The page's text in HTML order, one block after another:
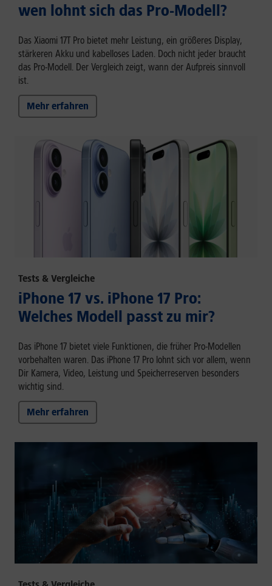
wen lohnt sich das Pro-Modell?
Das Xiaomi 17T Pro bietet mehr Leistung, ein größeres Display,
stärkeren Akku und kabelloses Laden. Doch nicht jeder braucht
das Pro-Modell. Der Vergleich zeigt, wann der Aufpreis sinnvoll
ist.
Mehr erfahren
Tests & Vergleiche
iPhone 17 vs. iPhone 17 Pro:
Welches Modell passt zu mir?
Das iPhone 17 bietet viele Funktionen, die früher Pro-Modellen
vorbehalten waren. Das iPhone 17 Pro lohnt sich vor allem, wenn
Dir Kamera, Video, Leistung und Speicherreserven besonders
wichtig sind.
Mehr erfahren